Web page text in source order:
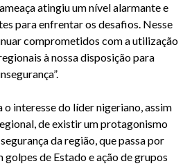
atingiu um nível alarmante e
para enfrentar os desafios. Nesse
comprometidos com a utilização
à nossa disposição para
o interesse do líder nigeriano, assim
de existir um protagonismo
da região, que passa por
golpes de Estado e ação de grupos